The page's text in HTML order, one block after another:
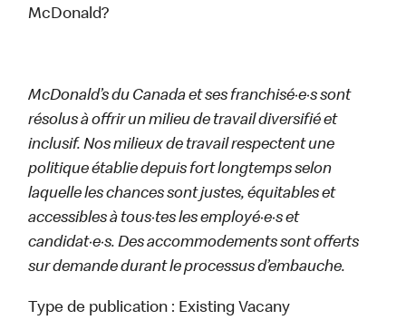
McDonald?
McDonald’s du Canada et ses franchisé·e·s sont
résolus à offrir un milieu de travail diversifié et
inclusif. Nos milieux de travail respectent une
politique établie depuis fort longtemps selon
laquelle les chances sont justes, équitables et
accessibles à tous·tes les employé·e·s et
candidat·e·s. Des accommodements sont offerts
sur demande durant le processus d’embauche.
Type de publication : Existing Vacany